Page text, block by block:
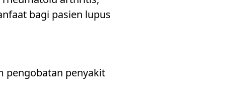
bagi pasien lupus
pengobatan penyakit